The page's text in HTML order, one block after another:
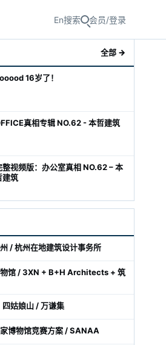
En搜索 会员/登录
全部 →
16岁了！
真相专辑 NO.62 - 本哲建筑
整视频版：办公室真相 NO.62 – 本
建筑
/ 杭州在地建筑设计事务所
物馆 / 3XN + B+H Architects + 筑
四姑娘山 / 万谦集
博物馆竞赛方案 / SANAA